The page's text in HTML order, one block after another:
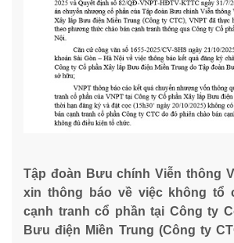
Tập đoàn Bưu chính Viễn thông
xin thông báo về việc không tổ
cạnh tranh cổ phần tại Công ty
Bưu điện Miền Trung (Công ty